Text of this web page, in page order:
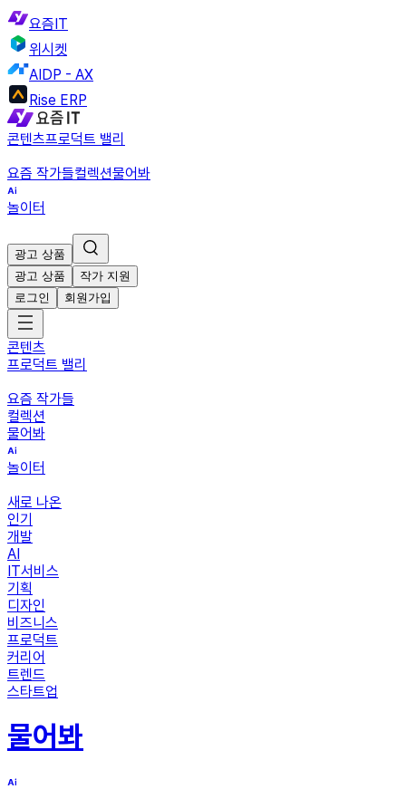
요즘IT
위시켓
AIDP - AX
Rise ERP
콘텐츠프로덕트 밸리
요즘 작가들컬렉션물어봐
놀이터
광고 상품
광고 상품
작가 지원
로그인
회원가입
콘텐츠
프로덕트 밸리
요즘 작가들
컬렉션
물어봐
놀이터
새로 나온
인기
개발
AI
IT서비스
기획
디자인
비즈니스
프로덕트
커리어
트렌드
스타트업
물어봐